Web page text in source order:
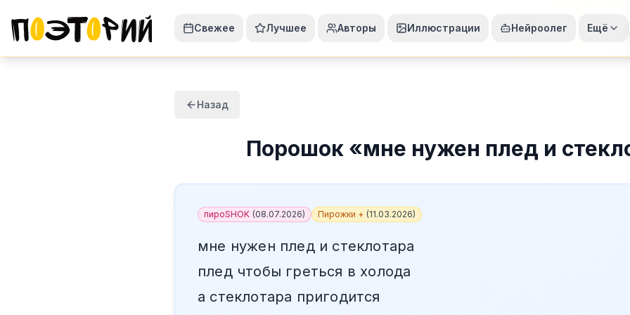
Свежее Лучшее Авторы Иллюстрации Нейроолег Ещё
Назад
Порошок«мне нужен плед и
пироSHOK (08.07.2026) Пирожки + (11.03.2026)
мне нужен плед и стеклотара
плед чтобы греться в холода
а стеклотара пригодится